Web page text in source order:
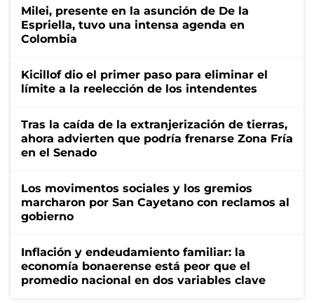
Milei, presente en la asunción de De la
Espriella, tuvo una intensa agenda en
Colombia
Kicillof dio el primer paso para eliminar el
límite a la reelección de los intendentes
Tras la caída de la extranjerización de tierras,
ahora advierten que podría frenarse Zona Fría
en el Senado
Los movimentos sociales y los gremios
marcharon por San Cayetano con reclamos al
gobierno
Inflación y endeudamiento familiar: la
economía bonaerense está peor que el
promedio nacional en dos variables clave